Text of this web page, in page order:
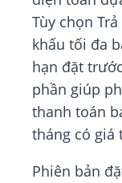
Tùy chọn
khấu tối đa
hạn đặt
phần giúp
thanh toán
tháng có giá
Phiên bản